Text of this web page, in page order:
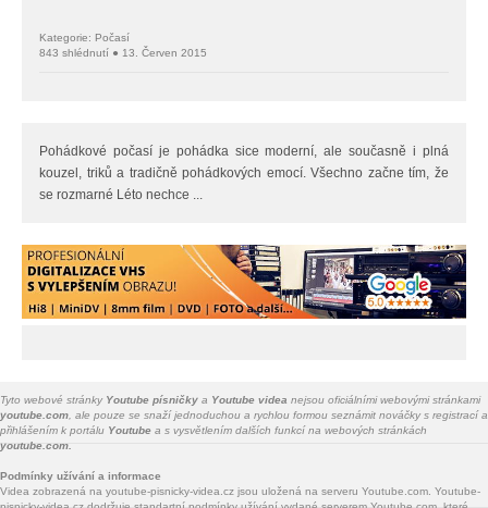
Kategorie: Počasí
843 shlédnutí ● 13. Červen 2015
Pohádkové počasí je pohádka sice moderní, ale současně i plná
kouzel, triků a tradičně pohádkových emocí. Všechno začne tím, že
se rozmarné Léto nechce ...
Tyto webové stránky Youtube písničky a Youtube videa nejsou oficiálními webovými stránkami
youtube.com , ale pouze se snaží jednoduchou a rychlou formou seznámit nováčky s registrací a
přihlášením k portálu Youtube a s vysvětlením dalších funkcí na webových stránkách
youtube.com.
Podmínky užívání a informace
Videa zobrazená na youtube-pisnicky-videa.cz jsou uložená na serveru Youtube.com. Youtube-